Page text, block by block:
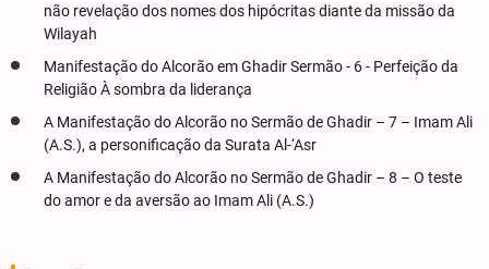
não revelação dos nomes dos hipócritas diante da missão da
Wilayah
Manifestação do Alcorão em Ghadir Sermão - 6 - Perfeição da
Religião À sombra da liderança
A Manifestação do Alcorão no Sermão de Ghadir – 7 – Imam Ali
(A.S.), a personificação da Surata Al-‘Asr
A Manifestação do Alcorão no Sermão de Ghadir – 8 – O teste
do amor e da aversão ao Imam Ali (A.S.)